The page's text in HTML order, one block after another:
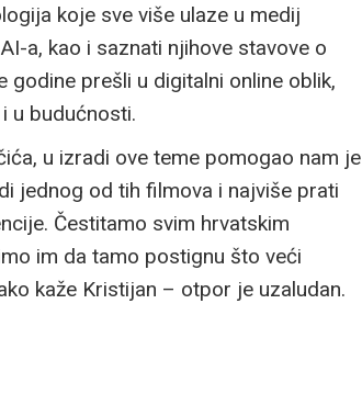
koje sve više ulaze u medij
a, kao i saznati njihove stavove o
prešli u digitalni online oblik,
u budućnosti.
u izradi ove teme pomogao nam je
jednog od tih filmova i najviše prati
Čestitamo svim hrvatskim
im da tamo postignu što veći
kaže Kristijan – otpor je uzaludan.